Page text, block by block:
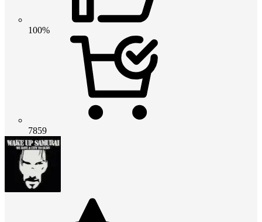
100%
7859